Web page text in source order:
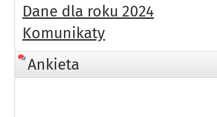
Dane dla roku 2024
Komunikaty
Ankieta